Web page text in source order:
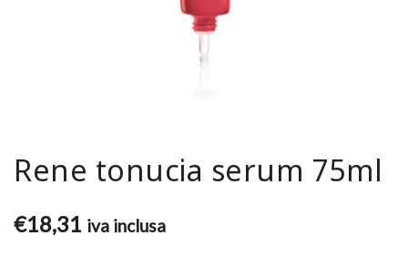
Rene tonucia serum 75ml
€18,31 iva inclusa